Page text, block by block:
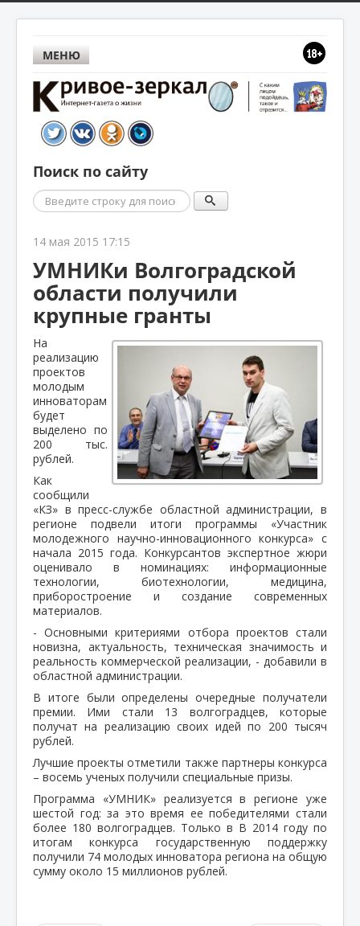
МЕНЮ
Поиск по сайту
Поиск
14 мая 2015 17:15
УМНИКи Волгоградской
области получили
крупные гранты
На
реализацию
проектов
молодым
инноваторам
будет
выделено по
200 тыс.
рублей.
Как
сообщили
«КЗ» в пресс-службе областной администрации, в
регионе подвели итоги программы «Участник
молодежного научно-инновационного конкурса» с
начала 2015 года. Конкурсантов экспертное жюри
оценивало в номинациях: информационные
технологии, биотехнологии, медицина,
приборостроение и создание современных
материалов.
- Основными критериями отбора проектов стали
новизна, актуальность, техническая значимость и
реальность коммерческой реализации, - добавили в
областной администрации.
В итоге были определены очередные получатели
премии. Ими стали 13 волгоградцев, которые
получат на реализацию своих идей по 200 тысяч
рублей.
Лучшие проекты отметили также партнеры конкурса
– восемь ученых получили специальные призы.
Программа «УМНИК» реализуется в регионе уже
шестой год: за это время ее победителями стали
более 180 волгоградцев. Только в В 2014 году по
итогам конкурса государственную поддержку
получили 74 молодых инноватора региона на общую
сумму около 15 миллионов рублей.